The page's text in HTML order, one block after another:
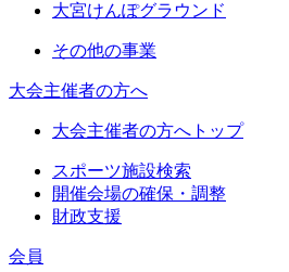
大宮けんぽグラウンド
その他の事業
大会主催者の方へ
大会主催者の方へトップ
スポーツ施設検索
開催会場の確保・調整
財政支援
会員